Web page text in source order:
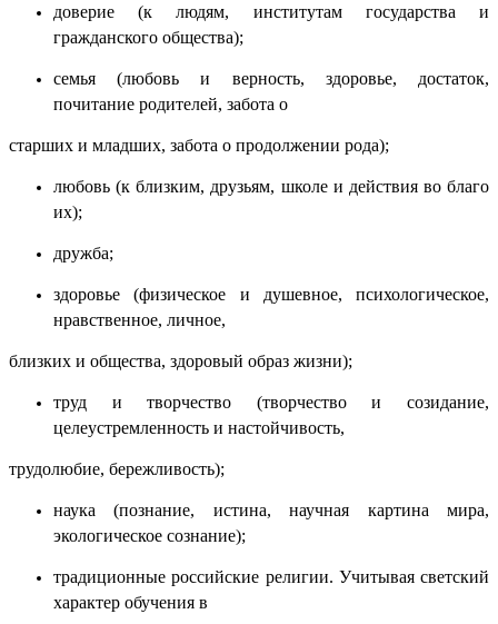
доверие (к людям, институтам государства и
гражданского общества);
семья (любовь и верность, здоровье, достаток,
почитание родителей, забота о
старших и младших, забота о продолжении рода);
любовь (к близким, друзьям, школе и действия во благо
их);
дружба;
здоровье (физическое и душевное, психологическое,
нравственное, личное,
близких и общества, здоровый образ жизни);
труд и творчество (творчество и созидание,
целеустремленность и настойчивость,
трудолюбие, бережливость);
наука (познание, истина, научная картина мира,
экологическое сознание);
традиционные российские религии. Учитывая светский
характер обучения в